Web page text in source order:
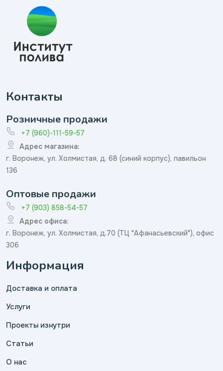
Контакты
Розничные продажи
+7 (960)-111-59-57
Адрес магазина:
г. Воронеж, ул. Холмистая, д. 68 (синий корпус), павильон
136
Оптовые продажи
+7 (903) 858-54-57
Адрес офиса:
г. Воронеж, ул. Холмистая, д.70 (ТЦ "Афанасьевский"), офис
306
Информация
Доставка и оплата
Услуги
Проекты изнутри
Статьи
О нас